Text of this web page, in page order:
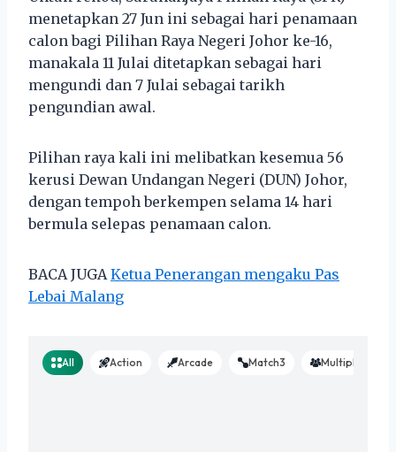
menetapkan 27 Jun ini sebagai hari penamaan
calon bagi Pilihan Raya Negeri Johor ke-16,
manakala 11 Julai ditetapkan sebagai hari
mengundi dan 7 Julai sebagai tarikh
pengundian awal.
Pilihan raya kali ini melibatkan kesemua 56
kerusi Dewan Undangan Negeri (DUN) Johor,
dengan tempoh berkempen selama 14 hari
bermula selepas penamaan calon.
BACA JUGA Ketua Penerangan mengaku Pas
Lebai Malang